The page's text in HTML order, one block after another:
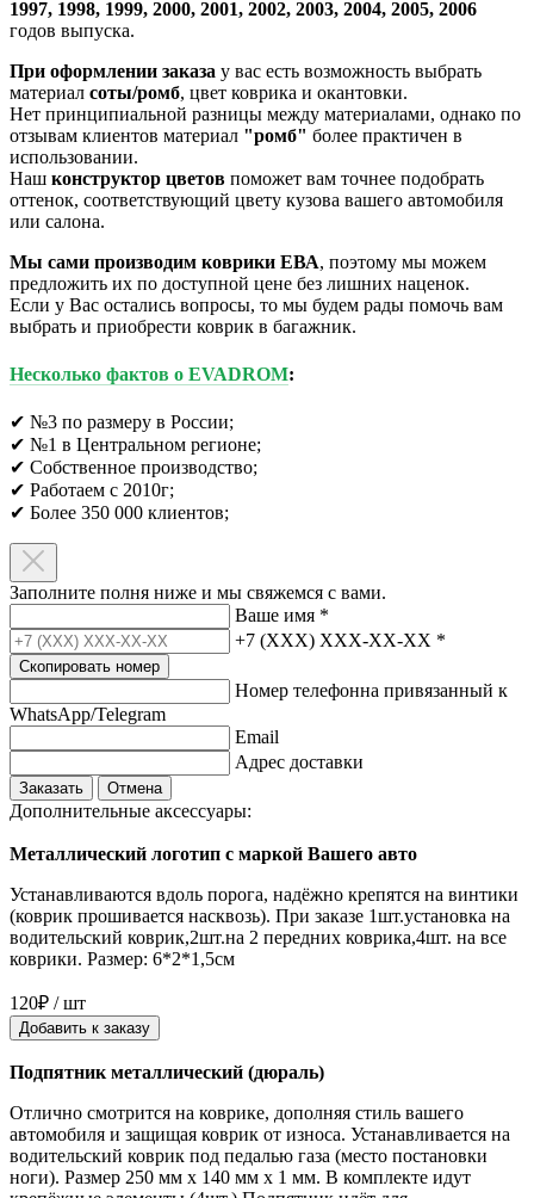
1997, 1998, 1999, 2000, 2001, 2002, 2003, 2004, 2005, 2006
годов выпуска.
При оформлении заказа у вас есть возможность выбрать
материал соты/ромб, цвет коврика и окантовки.
Нет принципиальной разницы между материалами, однако по
отзывам клиентов материал "ромб" более практичен в
использовании.
Наш конструктор цветов поможет вам точнее подобрать
оттенок, соответствующий цвету кузова вашего автомобиля
или салона.
Мы сами производим коврики ЕВА, поэтому мы можем
предложить их по доступной цене без лишних наценок.
Если у Вас остались вопросы, то мы будем рады помочь вам
выбрать и приобрести коврик в багажник.
Несколько фактов о EVADROM:
✔ №3 по размеру в России;
✔ №1 в Центральном регионе;
✔ Собственное производство;
✔ Работаем с 2010г;
✔ Более 350 000 клиентов;​
Заполните полня ниже и мы свяжемся с вами.
Ваше имя *
+7 (XXX) XXX-XX-XX *
Скопировать номер
Номер телефонна привязанный к
WhatsApp/Telegram
Email
Адрес доставки
Заказать Отмена
Дополнительные аксессуары:
Металлический логотип с маркой Вашего авто
Устанавливаются вдоль порога, надёжно крепятся на винтики
(коврик прошивается насквозь). При заказе 1шт.установка на
водительский коврик,2шт.на 2 передних коврика,4шт. на все
коврики. Размер: 6*2*1,5см
120₽ / шт
Добавить к заказу
Подпятник металлический (дюраль)
Отлично смотрится на коврике, дополняя стиль вашего
автомобиля и защищая коврик от износа. Устанавливается на
водительский коврик под педалью газа (место постановки
ноги). Размер 250 мм x 140 мм x 1 мм. В комплекте идут